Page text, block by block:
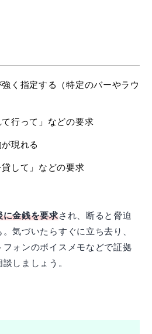
く指定する（特定のバーやラウ
て行って」などの要求
現れる
して」などの要求
に金銭を要求され、断ると脅迫
気づいたらすぐに立ち去り、
ォンのボイスメモなどで証拠
しましょう。